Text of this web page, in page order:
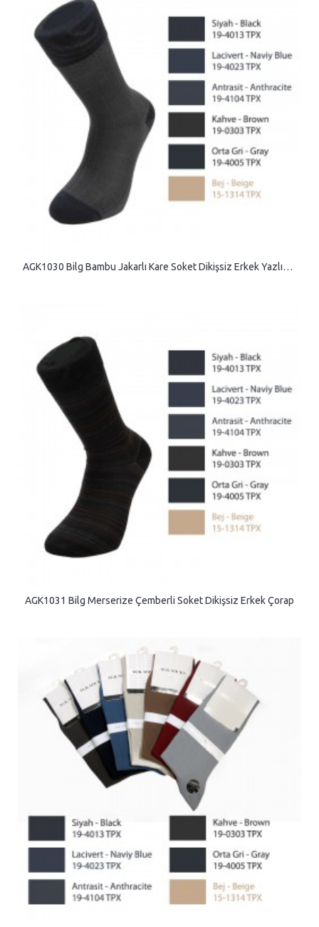
AGK1030 Bilg Bambu Jakarlı Kare Soket Dikişsiz Erkek Yazlık Çorap
AGK1031 Bilg Merserize Çemberli Soket Dikişsiz Erkek Çorap